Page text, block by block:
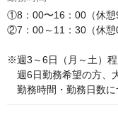
①8：00〜16：00（休憩
②7：00～11：30（休憩0
※週3～6日（月～土）
週6日勤務希望の方、
勤務時間・勤務日数に